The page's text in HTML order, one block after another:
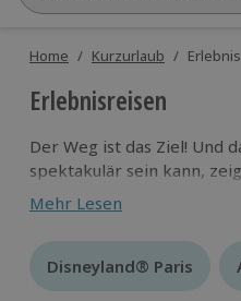
Home / Kurzurlaub /
Erlebnisreisen
Der Weg ist das Ziel! Und
spektakulär sein kann,
mit dem gewissen Etwas.
dich auf deine eigene,
Mehr Lesen
Disneyland® Paris
Disneyland® Paris